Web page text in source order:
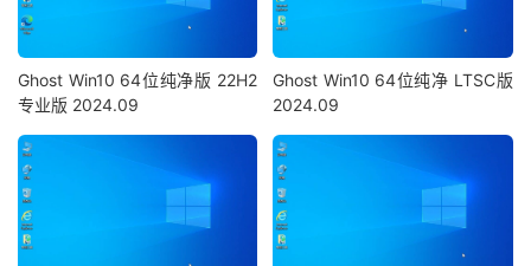
Ghost Win10 64位纯净版 22H2
专业版 2024.09
Ghost Win10 64位纯净 LTSC版
2024.09